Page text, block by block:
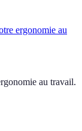
ergonomie au
au travail.